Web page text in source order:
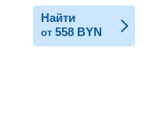
Найти
от 558 BYN